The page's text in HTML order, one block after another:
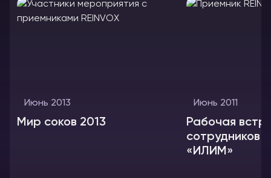
Июнь 2013
Мир соков 2013
Июнь 2011
Рабочая
сотрудников
«ИЛИМ»